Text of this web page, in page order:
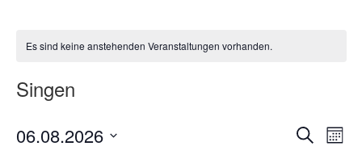
Es sind keine anstehenden Veranstaltungen vorhanden.
Singen
SucheMonat
06.08.2026